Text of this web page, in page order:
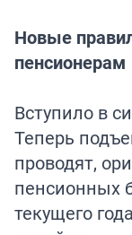
Новые
пенсионерам
Вступило в
Теперь
проводят,
пенсионных
текущего